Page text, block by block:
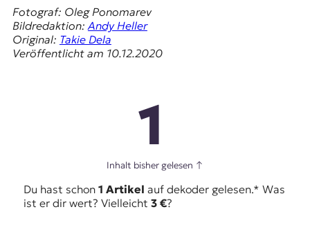
Fotograf: Oleg Ponomarev
Bildredaktion:Andy Heller
Original: Takie Dela
Veröffentlicht am 10.12.2020
1
Inhalt bisher gelesen ↑
Du hast schon 1 Artikel auf dekoder gelesen.* Was
ist er dir wert? Vielleicht 3 €?